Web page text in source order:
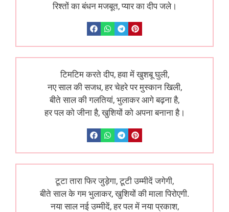
रिश्तों का बंधन मजबूत, प्यार का दीप जले।
टिमटिम करते दीप, हवा में खुशबू घुली,
नए साल की सजध, हर चेहरे पर मुस्कान खिली,
बीते साल की गलतियां, भुलाकर आगे बढ़ना है,
हर पल को जीना है, खुशियों को अपना बनाना है।
टूटा तारा फिर जुड़ेगा, टूटी उम्मीदें जगेगी,
बीते साल के गम भुलाकर, खुशियों की माला पिरोएगी.
नया साल नई उम्मीदें, हर पल में नया प्रकाश,